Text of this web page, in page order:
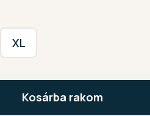
XL
Kosárba rakom